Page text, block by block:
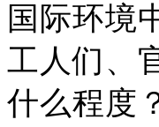
国际环境
工人们、
什么程度